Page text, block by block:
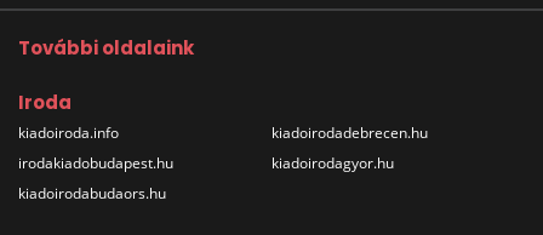
További oldalaink
Iroda
kiadoiroda.info
irodakiadobudapest.hu
kiadoirodabudaors.hu
kiadoirodadebrecen.hu
kiadoirodagyor.hu